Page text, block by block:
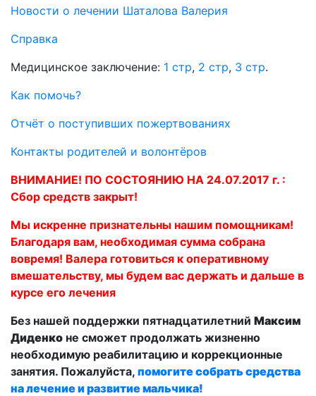
Новости о лечении Шаталова Валерия
Справка
Медицинское заключение: 1 стр, 2 стр, 3 стр.
Как помочь?
Отчёт о поступивших пожертвованиях
Контакты родителей и волонтёров
ВНИМАНИЕ! ПО СОСТОЯНИЮ НА 24.07.2017 г. :
Сбор средств закрыт!
Мы искренне признательны нашим помощникам!
Благодаря вам, необходимая сумма собрана
вовремя! Валера готовиться к оперативному
вмешательству, мы будем вас держать и дальше в
курсе его лечения
Без нашей поддержки пятнадцатилетний Максим
Диденко не сможет продолжать жизненно
необходимую реабилитацию и коррекционные
занятия. Пожалуйста, помогите собрать средства
на лечение и развитие мальчика!